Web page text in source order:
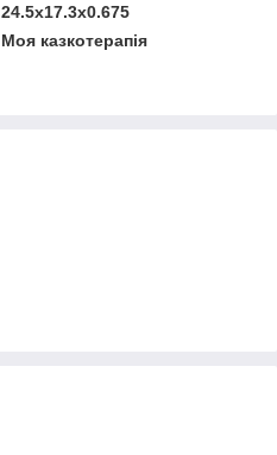
24.5х17.3х0.675
Моя казкотерапія